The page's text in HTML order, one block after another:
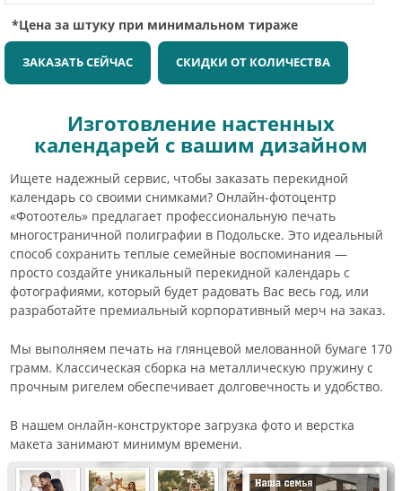
*Цена за штуку при минимальном тираже
ЗАКАЗАТЬ СЕЙЧАС СКИДКИ ОТ КОЛИЧЕСТВА
Изготовление настенных
календарей с вашим дизайном
Ищете надежный сервис, чтобы заказать перекидной
календарь со своими снимками? Онлайн-фотоцентр
«Фотоотель» предлагает профессиональную печать
многостраничной полиграфии в Подольске. Это идеальный
способ сохранить теплые семейные воспоминания —
просто создайте уникальный перекидной календарь с
фотографиями, который будет радовать Вас весь год, или
разработайте премиальный корпоративный мерч на заказ.
Мы выполняем печать на глянцевой мелованной бумаге 170
грамм. Классическая сборка на металлическую пружину с
прочным ригелем обеспечивает долговечность и удобство.
В нашем онлайн-конструкторе загрузка фото и верстка
макета занимают минимум времени.